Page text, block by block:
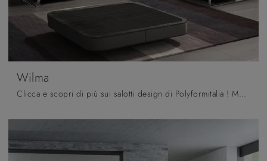
Wilma
Clicca e scopri di più sui salotti design di Polyformitalia ! Molteplici modelli di divani, come Wilma, ti attendono.